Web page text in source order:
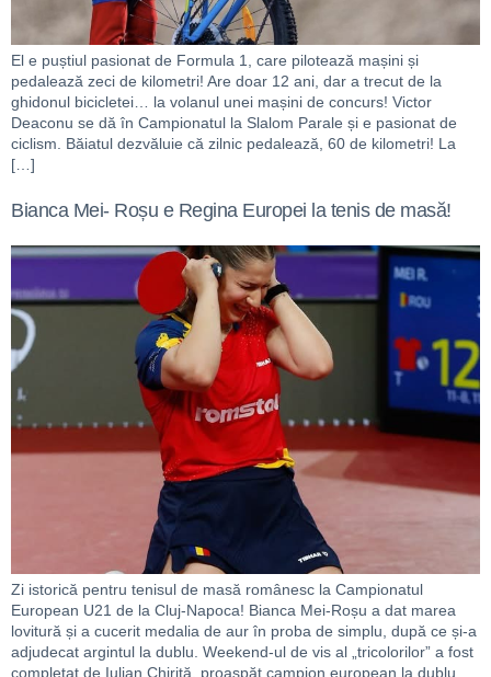
El e puștiul pasionat de Formula 1, care pilotează mașini și
pedalează zeci de kilometri! Are doar 12 ani, dar a trecut de la
ghidonul bicicletei… la volanul unei mașini de concurs! Victor
Deaconu se dă în Campionatul la Slalom Parale și e pasionat de
ciclism. Băiatul dezvăluie că zilnic pedalează, 60 de kilometri! La
[…]
Bianca Mei- Roșu e Regina Europei la tenis de masă!
Zi istorică pentru tenisul de masă românesc la Campionatul
European U21 de la Cluj-Napoca! Bianca Mei-Roșu a dat marea
lovitură și a cucerit medalia de aur în proba de simplu, după ce și-a
adjudecat argintul la dublu. Weekend-ul de vis al „tricolorilor” a fost
completat de Iulian Chiriță, proaspăt campion european la dublu